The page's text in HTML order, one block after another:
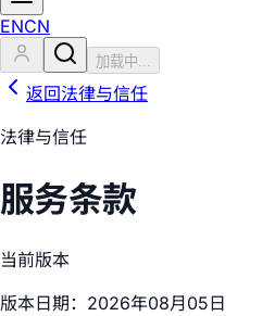
ENCN
加载中...
返回法律与信任
法律与信任
服务条款
当前版本
版本日期：2026年08月05日